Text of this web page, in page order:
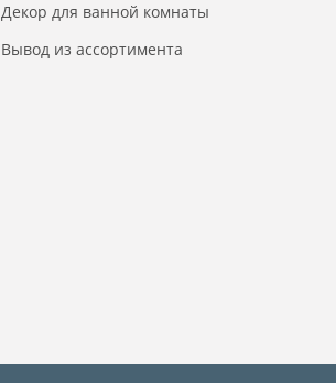
Декор для ванной комнаты
Вывод из ассортимента